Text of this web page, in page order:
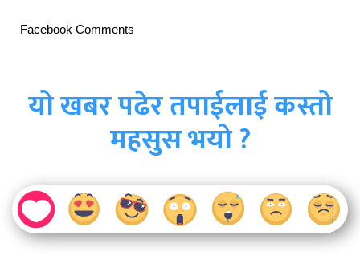
Facebook Comments
यो खबर पढेर तपाईलाई कस्तो
महसुस भयो ?